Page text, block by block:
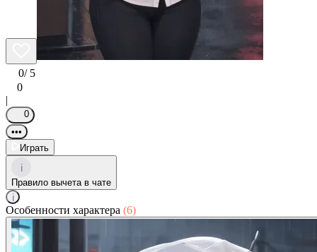
0/ 5
0
|
0
•••
Играть
i
Правило вычета в чате
i
Особенности характера (6)